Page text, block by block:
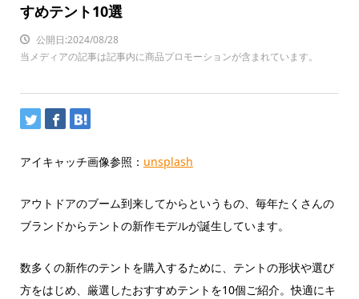
すめテント10選
公開日:2024/08/28
当メディアの記事は記事内に商品プロモーションが含まれています。
アイキャッチ画像参照： unsplash
アウトドアのブーム到来してからというもの、毎年たくさんの
ブランドからテントの新作モデルが誕生しています。
数多くの新作のテントを購入するために、テントの形状や選び
方をはじめ、厳選したおすすめテントを10個ご紹介。快適にキ